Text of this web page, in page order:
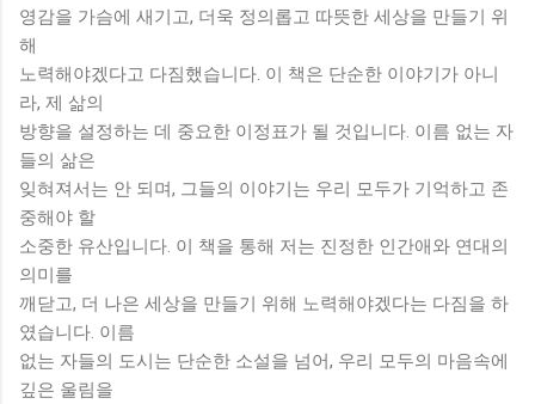
영감을 가슴에 새기고, 더욱 정의롭고 따뜻한 세상을 만들기 위
해
노력해야겠다고 다짐했습니다. 이 책은 단순한 이야기가 아니
라, 제 삶의
방향을 설정하는 데 중요한 이정표가 될 것입니다. 이름 없는 자
들의 삶은
잊혀져서는 안 되며, 그들의 이야기는 우리 모두가 기억하고 존
중해야 할
소중한 유산입니다. 이 책을 통해 저는 진정한 인간애와 연대의
의미를
깨닫고, 더 나은 세상을 만들기 위해 노력해야겠다는 다짐을 하
였습니다. 이름
없는 자들의 도시는 단순한 소설을 넘어, 우리 모두의 마음속에
깊은 울림을